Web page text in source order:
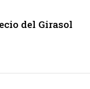
del Girasol